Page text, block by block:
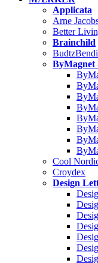
Applicata
Arne
Better
Brainchild
ByMagnet
Cool
Croydex
Design